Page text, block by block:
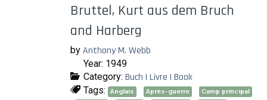
Bruttel, Kurt aus dem Bruch
and Harberg
by Anthony M. Webb
Year: 1949
Category: Buch | Livre | Book
Tags: Anglais Après-guerre
Camp principal